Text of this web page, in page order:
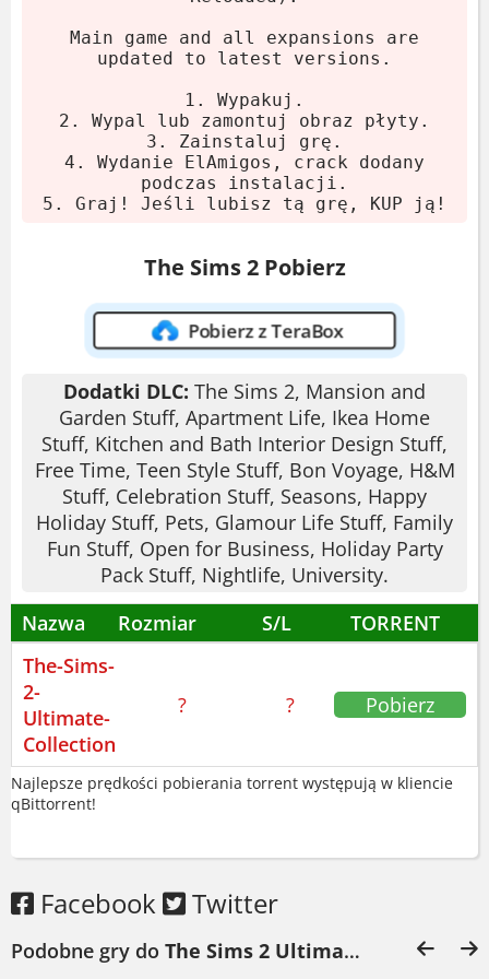
archiwum to 6.55 GB. Gra jest już
przygotowana - crack dodaje się podczas
Pobierz archiwum.
Wypakuj za pomocą 7-Zip lub
WinRAR.
Zainstaluj grę.
Wymagania systemowe
System:Windows XP
Procesor:Pentium III 800 MHz
RAM: 512 MB
Karta graficzna:32 MB VRAM
Miejsce na dysku:7 GB HDD
O grze The Sims 2 Ultimate
Collection
Weź dowolnego Sima. Ma marzenia. Boi
się ciemności? Chce zostać gwiazdą
rocka? Ty decydujesz. System aspiracji
daje każdemu unikalne cele. Łatwe? Nie
bardzo. Utrzymanie szczęścia wymaga
Przyjedzie straż pożarna. Serio.
Budujesz dom od zera. Każde okno, każdy
mebel ma znaczenie. A potem patrzysz,
Main game and all expansions are
updated to latest versions.
1. Wypakuj.
2. Wypal lub zamontuj obraz płyty.
3. Zainstaluj grę.
4. Wydanie ElAmigos, crack dodany
podczas instalacji.
5. Graj! Jeśli lubisz tą grę, KUP ją!
The Sims 2 Pobierz
Pobierz z TeraBox
Dodatki DLC: The Sims 2, Mansion and
Garden Stuff, Apartment Life, Ikea Home
Stuff, Kitchen and Bath Interior Design Stuff,
Free Time, Teen Style Stuff, Bon Voyage, H&M
Stuff, Celebration Stuff, Seasons, Happy
Holiday Stuff, Pets, Glamour Life Stuff, Family
Fun Stuff, Open for Business, Holiday Party
Pack Stuff, Nightlife, University.
Nazwa
Rozmiar S/L
TORRENT
The-Sims-
2-
Ultimate-
Collection
? ? Pobierz
Najlepsze prędkości pobierania torrent występują w kliencie
qBittorrent!
Facebook Twitter
Podobne gry do The Sims 2 Ultimate Collection Pobierz